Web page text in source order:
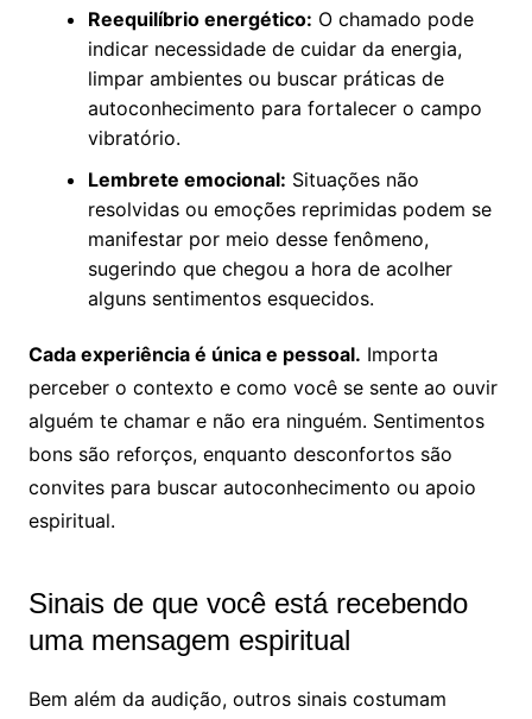
Reequilíbrio energético: O chamado pode
indicar necessidade de cuidar da energia,
limpar ambientes ou buscar práticas de
autoconhecimento para fortalecer o campo
vibratório.
Lembrete emocional: Situações não
resolvidas ou emoções reprimidas podem se
manifestar por meio desse fenômeno,
sugerindo que chegou a hora de acolher
alguns sentimentos esquecidos.
Cada experiência é única e pessoal. Importa
perceber o contexto e como você se sente ao ouvir
alguém te chamar e não era ninguém. Sentimentos
bons são reforços, enquanto desconfortos são
convites para buscar autoconhecimento ou apoio
espiritual.
Sinais de que você está recebendo
uma mensagem espiritual
Bem além da audição, outros sinais costumam